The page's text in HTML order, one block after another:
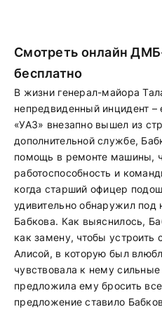
Смотреть онлайн
бесплатно
В жизни генерал-майора
непредвиденный инцидент
«УАЗ» внезапно вышел из
дополнительной службе,
помощь в ремонте машины,
работоспособность и
когда старший офицер
удивительно обнаружил
Бабкова. Как выяснилось,
как замену, чтобы устроить
Алисой, в которую был
чувствовала к нему
предложила ему бросить
предложение ставило